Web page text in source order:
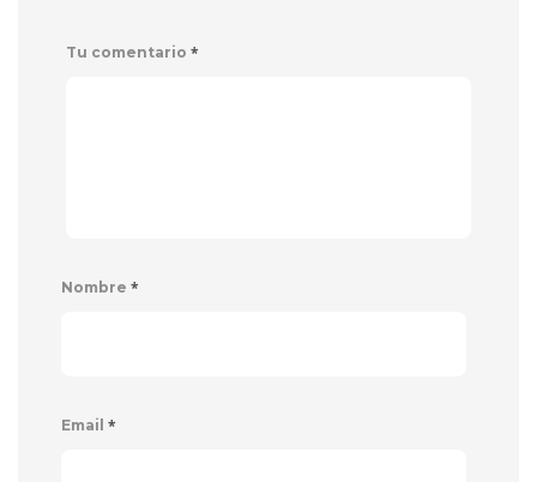
Tu comentario *
Nombre *
Email *